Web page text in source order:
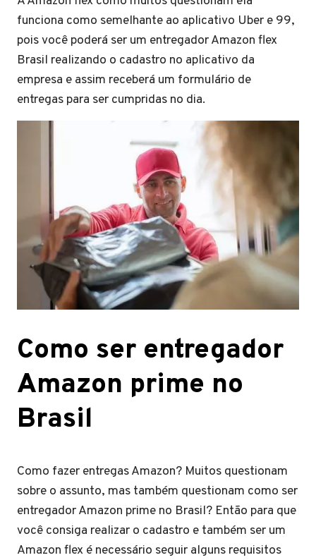
funciona como semelhante ao aplicativo Uber e 99,
pois você poderá ser um entregador Amazon flex
Brasil realizando o cadastro no aplicativo da
empresa e assim receberá um formulário de
entregas para ser cumpridas no dia.
Como ser entregador
Amazon prime no
Brasil
Como fazer entregas Amazon? Muitos questionam
sobre o assunto, mas também questionam como ser
entregador Amazon prime no Brasil? Então para que
você consiga realizar o cadastro e também ser um
Amazon flex é necessário seguir alguns requisitos